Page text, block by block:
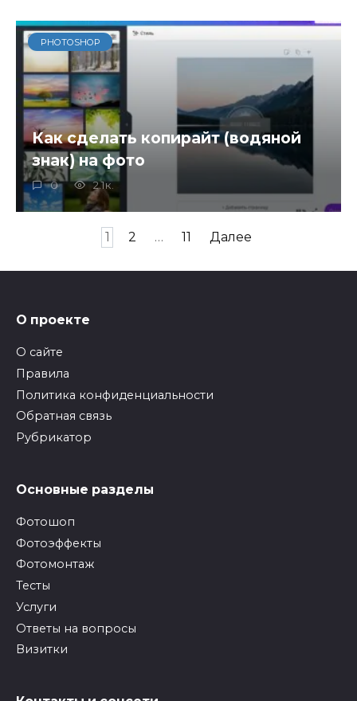
PHOTOSHOP
Как сделать копирайт (водяной
знак) на фото
0 2.1к.
1 2 … 11 Далее
О проекте
О сайте
Правила
Политика конфиденциальности
Обратная связь
Рубрикатор
Основные разделы
Фотошоп
Фотоэффекты
Фотомонтаж
Тесты
Услуги
Ответы на вопросы
Визитки